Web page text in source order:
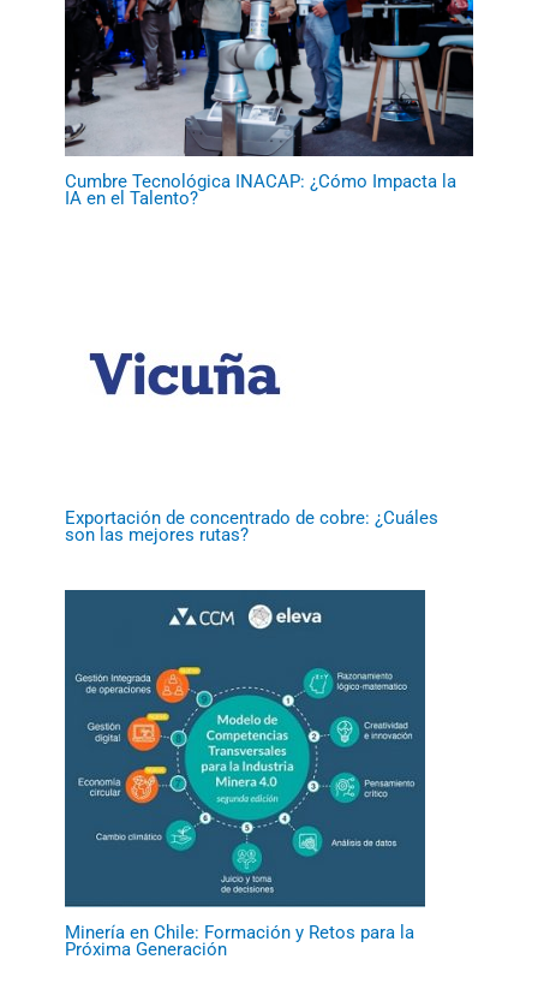
Cumbre Tecnológica INACAP: ¿Cómo Impacta la
IA en el Talento?
Exportación de concentrado de cobre: ¿Cuáles
son las mejores rutas?
Minería en Chile: Formación y Retos para la
Próxima Generación